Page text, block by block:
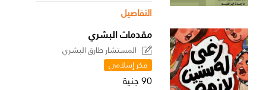
التفاصيل
مقدمات البشري
المستشار طارق البشري
فكر إسلامي
90 جنية